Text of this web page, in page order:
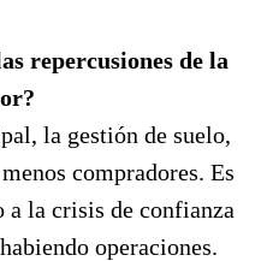
repercusiones de la
la gestión de suelo,
compradores. Es
la crisis de confianza
operaciones.